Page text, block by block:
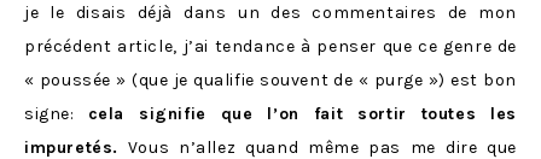
je le disais déjà dans un des commentaires de mon
précédent article, j’ai tendance à penser que ce genre de
« poussée » (que je qualifie souvent de « purge ») est bon
signe: cela signifie que l’on fait sortir toutes les
impuretés. Vous n’allez quand même pas me dire que